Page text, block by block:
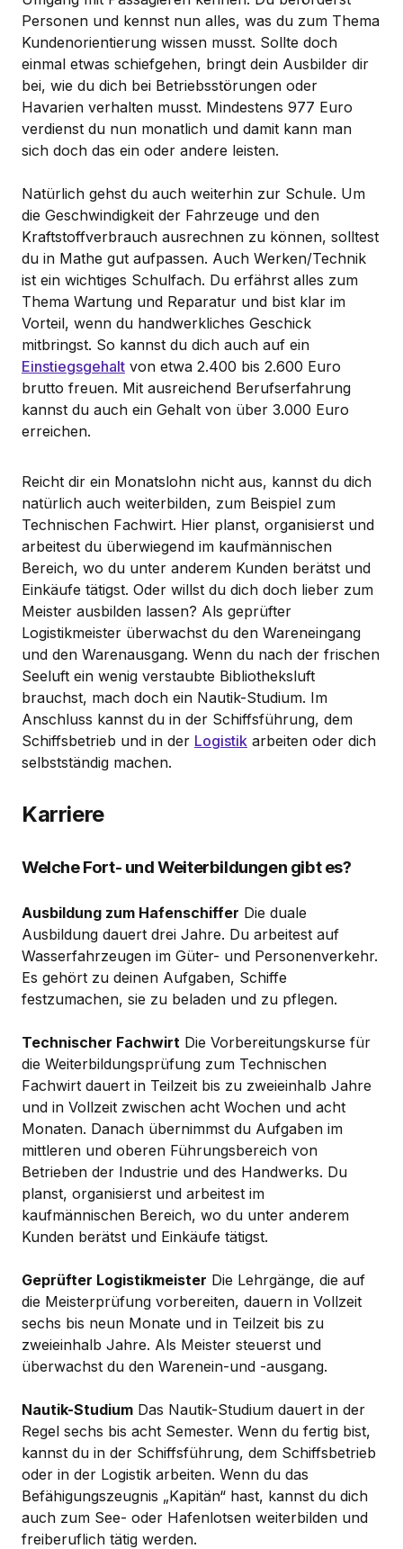
Personen und kennst nun alles, was du zum Thema
Kundenorientierung wissen musst. Sollte doch
einmal etwas schiefgehen, bringt dein Ausbilder dir
bei, wie du dich bei Betriebsstörungen oder
Havarien verhalten musst. Mindestens 977 Euro
verdienst du nun monatlich und damit kann man
sich doch das ein oder andere leisten.
Natürlich gehst du auch weiterhin zur Schule. Um
die Geschwindigkeit der Fahrzeuge und den
Kraftstoffverbrauch ausrechnen zu können, solltest
du in Mathe gut aufpassen. Auch Werken/Technik
ist ein wichtiges Schulfach. Du erfährst alles zum
Thema Wartung und Reparatur und bist klar im
Vorteil, wenn du handwerkliches Geschick
mitbringst. So kannst du dich auch auf ein
Einstiegsgehalt von etwa 2.400 bis 2.600 Euro
brutto freuen. Mit ausreichend Berufserfahrung
kannst du auch ein Gehalt von über 3.000 Euro
erreichen.
Reicht dir ein Monatslohn nicht aus, kannst du dich
natürlich auch weiterbilden, zum Beispiel zum
Technischen Fachwirt. Hier planst, organisierst und
arbeitest du überwiegend im kaufmännischen
Bereich, wo du unter anderem Kunden berätst und
Einkäufe tätigst. Oder willst du dich doch lieber zum
Meister ausbilden lassen? Als geprüfter
Logistikmeister überwachst du den Wareneingang
und den Warenausgang. Wenn du nach der frischen
Seeluft ein wenig verstaubte Bibliotheksluft
brauchst, mach doch ein Nautik-Studium. Im
Anschluss kannst du in der Schiffsführung, dem
Schiffsbetrieb und in der Logistik arbeiten oder dich
selbstständig machen.
Karriere
Welche Fort- und Weiterbildungen gibt es?
Ausbildung zum Hafenschiffer Die duale
Ausbildung dauert drei Jahre. Du arbeitest auf
Wasserfahrzeugen im Güter- und Personenverkehr.
Es gehört zu deinen Aufgaben, Schiffe
festzumachen, sie zu beladen und zu pflegen.
Technischer Fachwirt Die Vorbereitungskurse für
die Weiterbildungsprüfung zum Technischen
Fachwirt dauert in Teilzeit bis zu zweieinhalb Jahre
und in Vollzeit zwischen acht Wochen und acht
Monaten. Danach übernimmst du Aufgaben im
mittleren und oberen Führungsbereich von
Betrieben der Industrie und des Handwerks. Du
planst, organisierst und arbeitest im
kaufmännischen Bereich, wo du unter anderem
Kunden berätst und Einkäufe tätigst.
Geprüfter Logistikmeister Die Lehrgänge, die auf
die Meisterprüfung vorbereiten, dauern in Vollzeit
sechs bis neun Monate und in Teilzeit bis zu
zweieinhalb Jahre. Als Meister steuerst und
überwachst du den Warenein-und -ausgang.
Nautik-Studium Das Nautik-Studium dauert in der
Regel sechs bis acht Semester. Wenn du fertig bist,
kannst du in der Schiffsführung, dem Schiffsbetrieb
oder in der Logistik arbeiten. Wenn du das
Befähigungszeugnis „Kapitän“ hast, kannst du dich
auch zum See- oder Hafenlotsen weiterbilden und
freiberuflich tätig werden.